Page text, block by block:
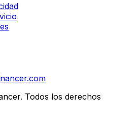
Todos los derechos